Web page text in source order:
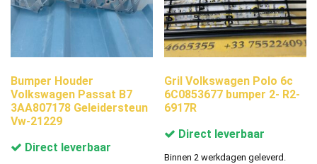
Bumper Houder
Volkswagen Passat B7
3AA807178 Geleidersteun
Vw-21229
Direct leverbaar
Gril Volkswagen Polo 6c
6C0853677 bumper 2- R2-
6917R
Direct leverbaar
Binnen 2 werkdagen geleverd.